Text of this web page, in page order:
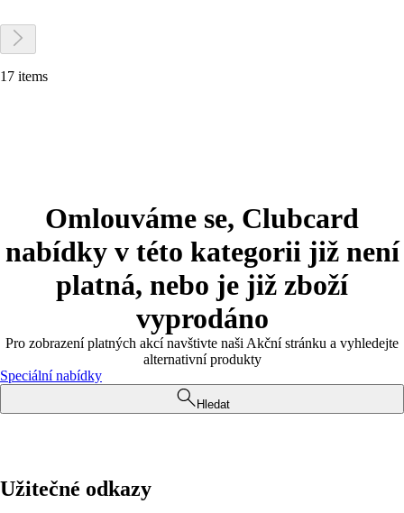
17 items
Omlouváme se, Clubcard
nabídky v této kategorii již není
platná, nebo je již zboží
vyprodáno
Pro zobrazení platných akcí navštivte naši Akční stránku a vyhledejte
alternativní produkty
Speciální nabídky
Hledat
Užitečné odkazy